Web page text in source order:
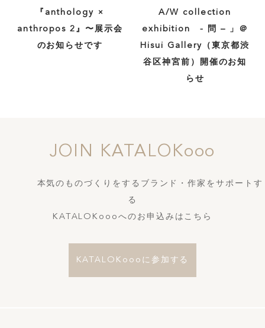
『anthology ×
anthropos 2』〜展示会
のお知らせです
A/W collection
exhibition - 問 – 」＠
Hisui Gallery（東京都渋
谷区神宮前）開催のお知
らせ
JOIN KATALOKooo
本気のものづくりをするブランド・作家をサポートす
る
KATALOKoooへのお申込みはこちら
KATALOKoooに参加する